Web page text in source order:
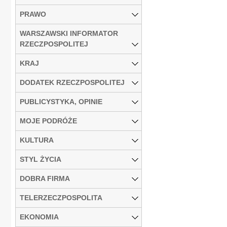
PRAWO
WARSZAWSKI INFORMATOR
RZECZPOSPOLITEJ
KRAJ
DODATEK RZECZPOSPOLITEJ
PUBLICYSTYKA, OPINIE
MOJE PODRÓŻE
KULTURA
STYL ŻYCIA
DOBRA FIRMA
TELERZECZPOSPOLITA
EKONOMIA